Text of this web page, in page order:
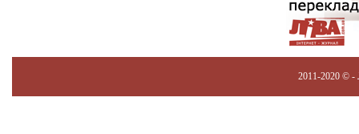
2011-2020 © -